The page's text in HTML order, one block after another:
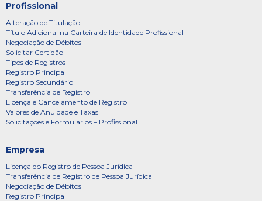
Profissional
Alteração de Titulação
Título Adicional na Carteira de Identidade Profissional
Negociação de Débitos
Solicitar Certidão
Tipos de Registros
Registro Principal
Registro Secundário
Transferência de Registro
Licença e Cancelamento de Registro
Valores de Anuidade e Taxas
Solicitações e Formulários – Profissional
Empresa
Licença do Registro de Pessoa Jurídica
Transferência de Registro de Pessoa Jurídica
Negociação de Débitos
Registro Principal